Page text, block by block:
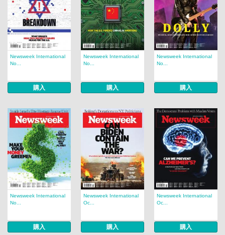
Newsweek International
No...
購入
Newsweek International
No...
購入
Newsweek International
No...
購入
Newsweek International
No...
購入
Newsweek International
Oc...
購入
Newsweek International
Oc...
購入